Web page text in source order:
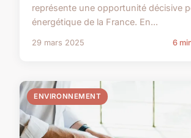
représente une opportunité décisive
énergétique de la France. En...
29 mars 2025 6
ENVIRONNEMENT